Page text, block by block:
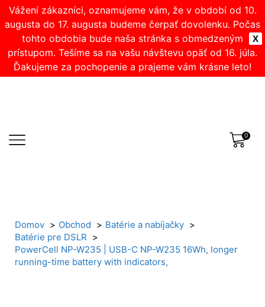
X
Vážení zákazníci, oznamujeme vám, že v období od 10.
augusta do 17. augusta budeme čerpať dovolenku. Počas
tohto obdobia bude naša stránka s obmedzeným
prístupom. Tešíme sa na vašu návštevu opäť od 16. júla.
Ďakujeme za pochopenie a prajeme vám krásne leto!
0
Domov Obchod
Batérie a nabíjačky
Batérie pre DSLR
PowerCell NP-W235 | USB-C NP-W235 16Wh, longer
running-time battery with indicators,